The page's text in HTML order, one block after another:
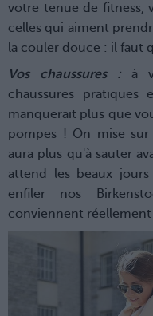
votre tenue de fitness,
celles qui aiment
la couler douce : il faut
Vos chaussures : à
chaussures
manquerait plus que
pompes ! On mise
aura plus qu'à sauter
attend les beaux
enfiler nos
conviennent